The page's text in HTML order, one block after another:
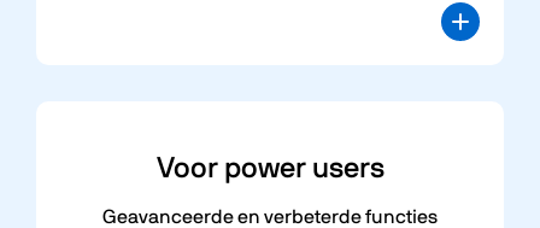
Voor power users
Geavanceerde en verbeterde functies